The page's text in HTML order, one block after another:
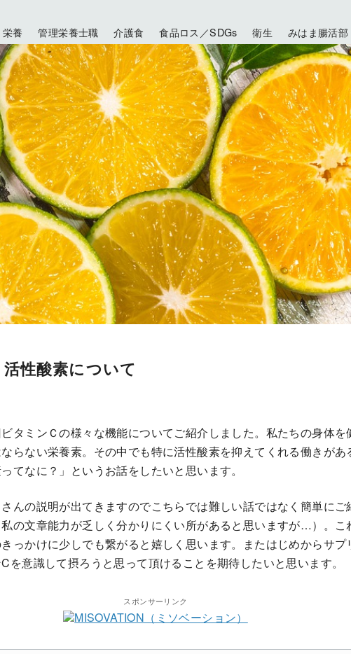
養 管理栄養士職 介護食 食品ロス／SDGs 衛生 みはま腸活部
性酸素について
タミンＣの様々な機能についてご紹介しました。私たちの身体を
らない栄養素。その中でも特に活性酸素を抑えてくれる働きがあ
てなに？」というお話をしたいと思います。
んの説明が出てきますのでこちらでは難しい話ではなく簡単にご
の文章能力が乏しく分かりにくい所があると思いますが…）。こ
っかけに少しでも繋がると嬉しく思います。またはじめからサプ
を意識して摂ろうと思って頂けることを期待したいと思います。
スポンサーリンク
MISOVATION（ミソベーション）